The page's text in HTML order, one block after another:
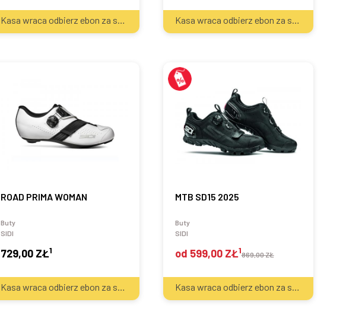
Kasa wraca odbierz ebon za sprzęt Kasa wraca odbierz ebon za sprzęt
ROAD PRIMA WOMAN
Buty
SIDI
729,00 ZŁ1
Kasa wraca odbierz ebon za sprzęt
MTB SD15 2025
Buty
SIDI
od 599,00 ZŁ1869,00 ZŁ
Kasa wraca odbierz ebon za sprzęt